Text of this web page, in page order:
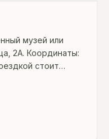
музей или
2А. Координаты:
стоит
ресурсах.